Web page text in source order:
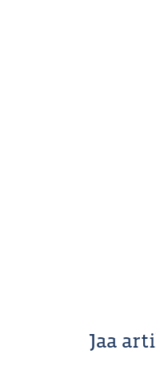
Jaa